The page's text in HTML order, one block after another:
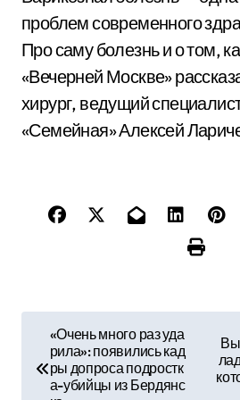
проблем современного
Про саму болезнь и о том,
«Вечерней Москве»
хирург, ведущий
«Семейная» Алексей
«Очень много раз уда
рила»: появились кад
ры допроса подростк
а-убийцы из Бердянс